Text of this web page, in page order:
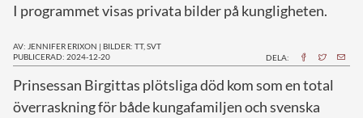
I programmet visas privata bilder på kungligheten.
AV: JENNIFER ERIXON | BILDER: TT, SVT
PUBLICERAD: 2024-12-20
DELA:
Prinsessan Birgittas plötsliga död kom som en total
överraskning för både kungafamiljen och svenska